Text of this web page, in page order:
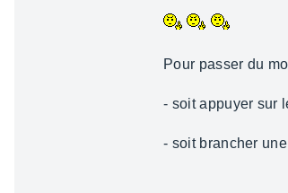
Pour passer du
- soit appuyer sur
- soit brancher